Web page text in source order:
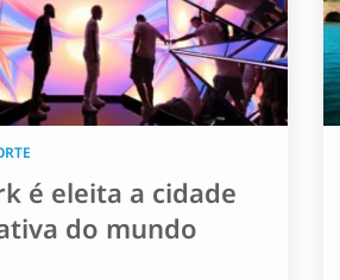
é eleita a cidade
do mundo